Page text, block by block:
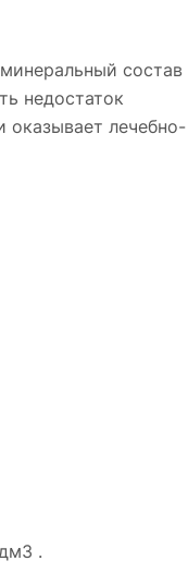
состав
недостаток
оказывает лечебно-
.